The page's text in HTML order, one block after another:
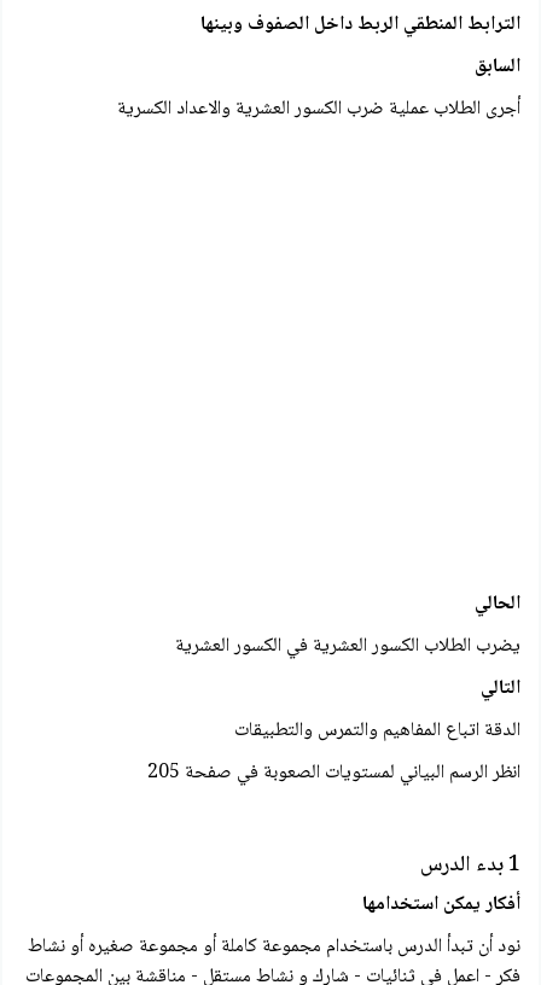
الترابط المنطقي الربط داخل الصفوف وبينها
السابق
أجرى الطلاب عملية ضرب الكسور العشرية والاعداد الكسرية
الحالي
يضرب الطلاب الكسور العشرية في الكسور العشرية
التالي
الدقة اتباع المفاهيم والتمرس والتطبيقات
انظر الرسم البياني لمستويات الصعوبة في صفحة 205
1 بدء الدرس
أفكار يمكن استخدامها
نود أن تبدأ الدرس باستخدام مجموعة كاملة أو مجموعة صغيره أو نشاط
فكر - اعمل في ثنائيات - شارك و نشاط مستقل - مناقشة بين المجموعات